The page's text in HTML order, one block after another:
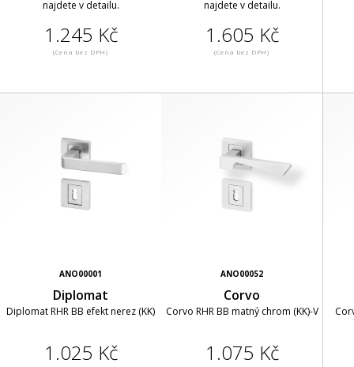
najdete v detailu.
1.245 Kč
(Cena bez DPH)
najdete v detailu.
1.605 Kč
(Cena bez DPH)
ANO00001
Diplomat
Diplomat RHR BB efekt nerez (KK)
1.025 Kč
ANO00052
Corvo
Corvo RHR BB matný chrom (KK)-V
1.075 Kč